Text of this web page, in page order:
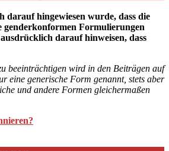
darauf hingewiesen wurde, dass die
genderkonformen Formulierungen
darauf hinweisen, dass
beeinträchtigen wird in den Beiträgen auf
eine generische Form genannt, stets aber
und andere Formen gleichermaßen